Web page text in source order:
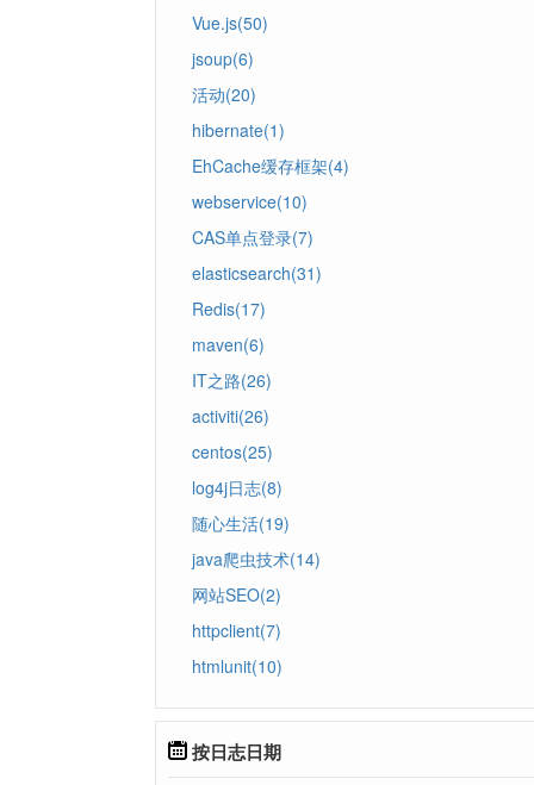
Vue.js(50)
jsoup(6)
活动(20)
hibernate(1)
EhCache缓存框架(4)
webservice(10)
CAS单点登录(7)
elasticsearch(31)
Redis(17)
maven(6)
IT之路(26)
activiti(26)
centos(25)
log4j日志(8)
随心生活(19)
java爬虫技术(14)
网站SEO(2)
httpclient(7)
htmlunit(10)
按日志日期